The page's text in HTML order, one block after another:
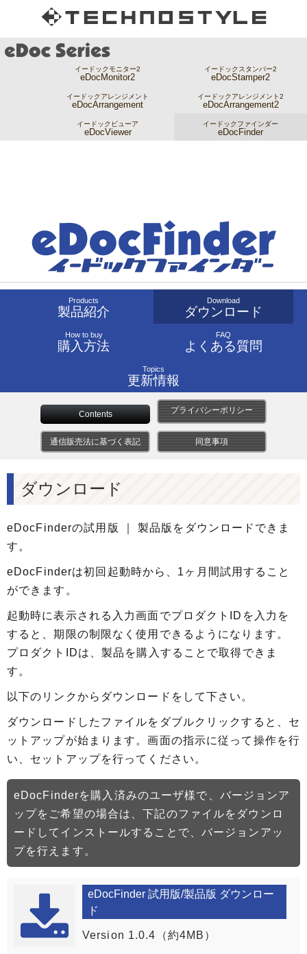
イードックモニター2
eDocMonitor2
イードックスタンパー2
eDocStamper2
イードックアレンジメント
eDocArrangement
イードックアレンジメント2
eDocArrangement2
イードックビューア
eDocViewer
イードックファインダー
eDocFinder
Products
製品紹介
Download
ダウンロード
How to buy
購入方法
FAQ
よくある質問
Topics
更新情報
ダウンロード
eDocFinderの試用版 ｜ 製品版をダウンロードできま
す。
eDocFinderは初回起動時から、1ヶ月間試用すること
ができます。
起動時に表示される入力画面でプロダクトIDを入力を
すると、期限の制限なく使用できるようになります。
プロダクトIDは、製品を購入することで取得できま
す。
以下のリンクからダウンロードをして下さい。
ダウンロードしたファイルをダブルクリックすると、セ
ットアップが始まります。画面の指示に従って操作を行
い、セットアップを行ってください。
eDocFinderを購入済みのユーザ様で、バージョンア
ップをご希望の場合は、下記のファイルをダウンロ
ードしてインストールすることで、バージョンアッ
プを行えます。
eDocFinder 試用版/製品版 ダウンロー
ド
Version 1.0.4（約4MB）
Contents プライバシーポリシー
通信販売法に基づく表記 同意事項